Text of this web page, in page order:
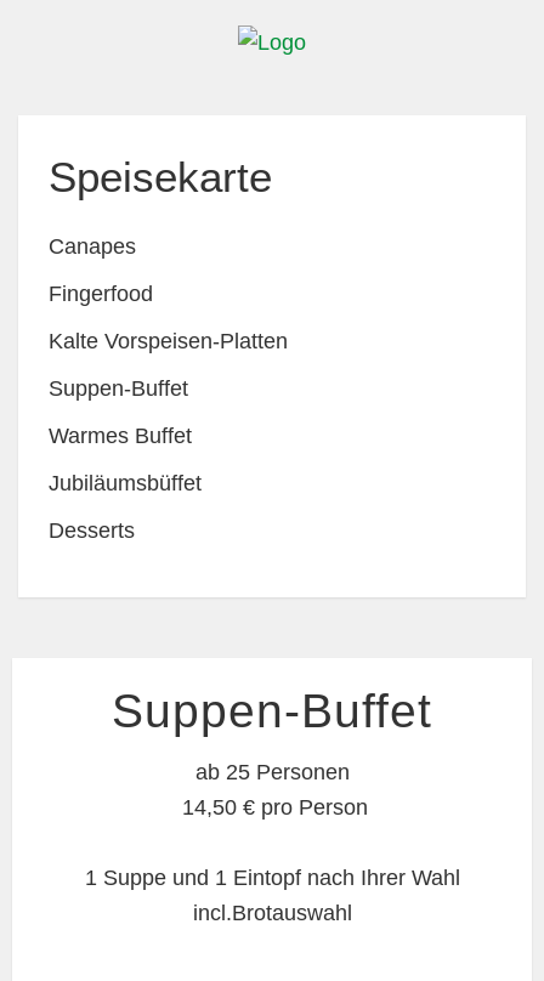
Speisekarte
Canapes
Fingerfood
Kalte Vorspeisen-Platten
Suppen-Buffet
Warmes Buffet
Jubiläumsbüffet
Desserts
Suppen-Buffet
ab 25 Personen
14,50 € pro Person
1 Suppe und 1 Eintopf nach Ihrer Wahl
incl.Brotauswahl